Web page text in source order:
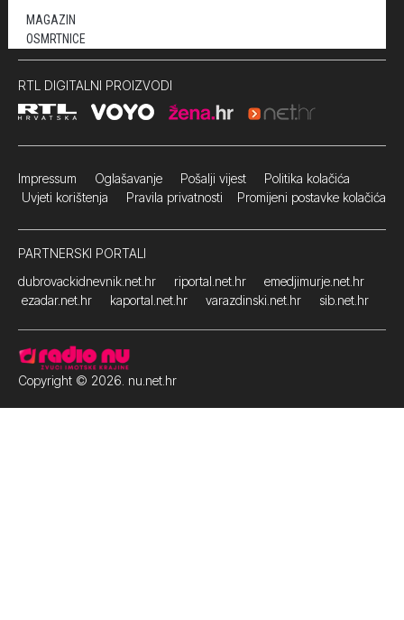
MAGAZIN
OSMRTNICE
RTL DIGITALNI PROIZVODI
Impressum Oglašavanje Pošalji vijest Politika kolačića
Uvjeti korištenja Pravila privatnosti Promijeni postavke kolačića
PARTNERSKI PORTALI
dubrovackidnevnik.net.hr
riportal.net.hr
emedjimurje.net.hr
ezadar.net.hr
kaportal.net.hr varazdinski.net.hr sib.net.hr
Copyright © 2026. nu.net.hr